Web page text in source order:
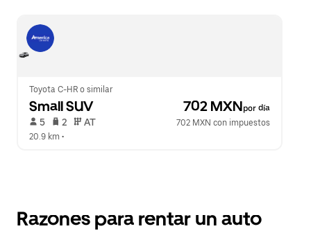
Toyota C-HR o similar
Small SUV 702 MXNpor día
5 2 AT
702 MXN con impuestos
20.9 km •
Razones para rentar un auto